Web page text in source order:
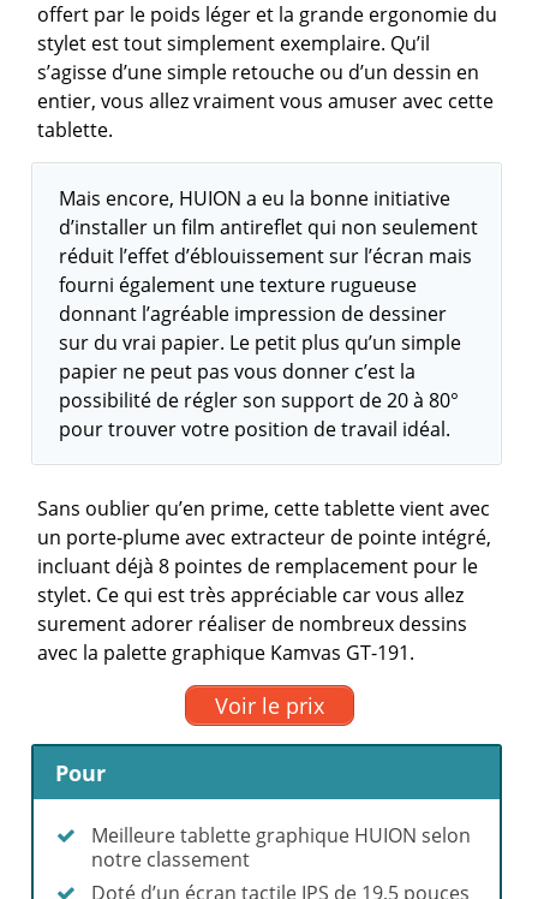
offert par le poids léger et la grande ergonomie du
stylet est tout simplement exemplaire. Qu’il
s’agisse d’une simple retouche ou d’un dessin en
entier, vous allez vraiment vous amuser avec cette
tablette.
Mais encore, HUION a eu la bonne initiative
d’installer un film antireflet qui non seulement
réduit l’effet d’éblouissement sur l’écran mais
fourni également une texture rugueuse
donnant l’agréable impression de dessiner
sur du vrai papier. Le petit plus qu’un simple
papier ne peut pas vous donner c’est la
possibilité de régler son support de 20 à 80°
pour trouver votre position de travail idéal.
Sans oublier qu’en prime, cette tablette vient avec
un porte-plume avec extracteur de pointe intégré,
incluant déjà 8 pointes de remplacement pour le
stylet. Ce qui est très appréciable car vous allez
surement adorer réaliser de nombreux dessins
avec la palette graphique Kamvas GT-191.
Voir le prix
Pour
Meilleure tablette graphique HUION selon
notre classement
Doté d’un écran tactile IPS de 19,5 pouces